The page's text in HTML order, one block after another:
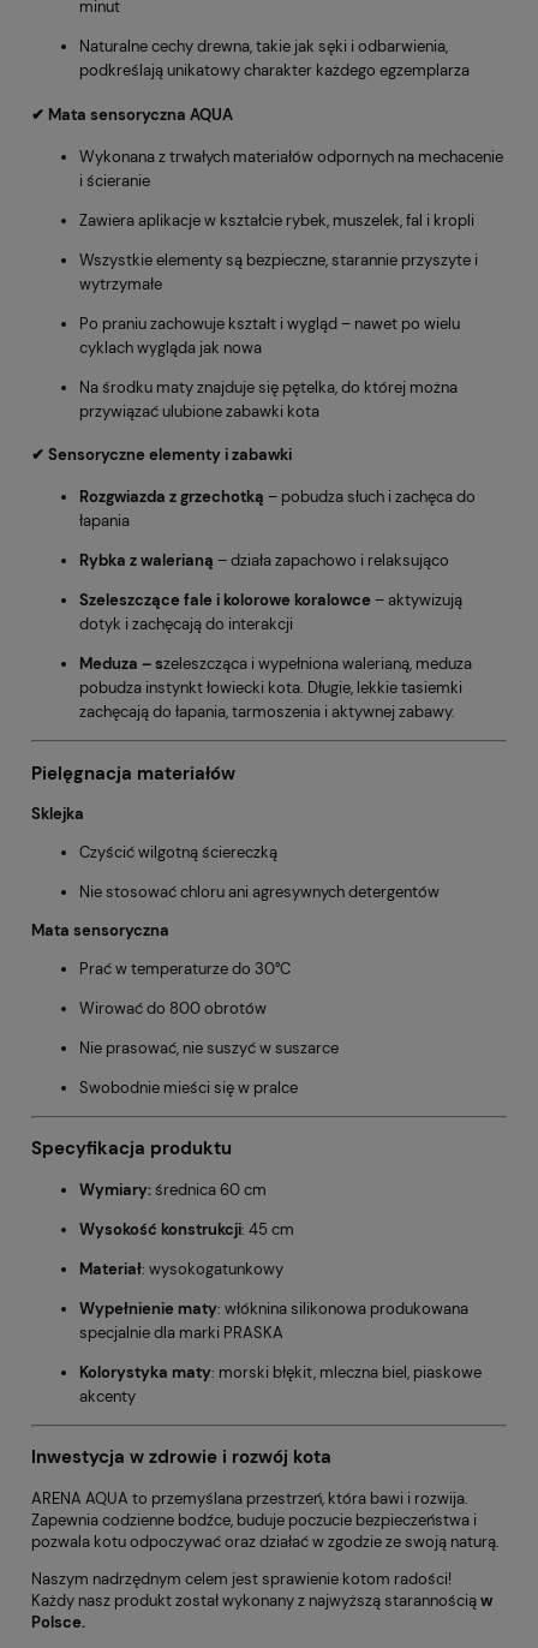
minut
Naturalne cechy drewna, takie jak sęki i odbarwienia,
podkreślają unikatowy charakter każdego egzemplarza
✔ Mata sensoryczna AQUA
Wykonana z trwałych materiałów odpornych na mechacenie
i ścieranie
Zawiera aplikacje w kształcie rybek, muszelek, fal i kropli
Wszystkie elementy są bezpieczne, starannie przyszyte i
wytrzymałe
Po praniu zachowuje kształt i wygląd – nawet po wielu
cyklach wygląda jak nowa
Na środku maty znajduje się pętelka, do której można
przywiązać ulubione zabawki kota
✔ Sensoryczne elementy i zabawki
Rozgwiazda z grzechotką – pobudza słuch i zachęca do
łapania
Rybka z walerianą – działa zapachowo i relaksująco
Szeleszczące fale i kolorowe koralowce– aktywizują
dotyk i zachęcają do interakcji
Meduza – szeleszcząca i wypełniona walerianą, meduza
pobudza instynkt łowiecki kota. Długie, lekkie tasiemki
zachęcają do łapania, tarmoszenia i aktywnej zabawy.
Pielęgnacja materiałów
Sklejka
Czyścić wilgotną ściereczką
Nie stosować chloru ani agresywnych detergentów
Mata sensoryczna
Prać w temperaturze do 30°C
Wirować do 800 obrotów
Nie prasować, nie suszyć w suszarce
Swobodnie mieści się w pralce
Specyfikacja produktu
Wymiary:średnica 60 cm
Wysokość konstrukcji: 45 cm
Materiał: wysokogatunkowy
Wypełnienie maty: włóknina silikonowa produkowana
specjalnie dla marki PRASKA
Kolorystyka maty: morski błękit, mleczna biel, piaskowe
akcenty
Inwestycja w zdrowie i rozwój kota
ARENA AQUA to przemyślana przestrzeń, która bawi i rozwija.
Zapewnia codzienne bodźce, buduje poczucie bezpieczeństwa i
pozwala kotu odpoczywać oraz działać w zgodzie ze swoją naturą.
Naszym nadrzędnym celem jest sprawienie kotom radości!
Każdy nasz produkt został wykonany z najwyższą starannościąw
Polsce.